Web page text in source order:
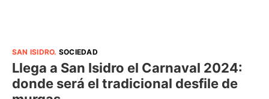
SAN ISIDRO. SOCIEDAD
Llega a San Isidro el Carnaval 2024:
donde será el tradicional desfile de